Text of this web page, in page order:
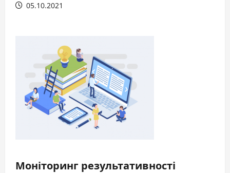
05.10.2021
Моніторинг результативності